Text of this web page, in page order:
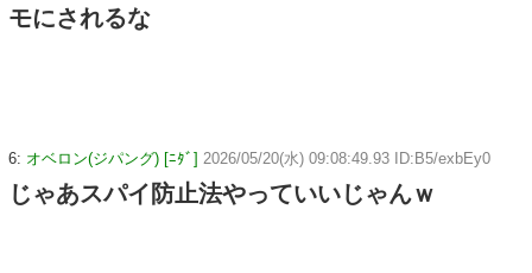
モにされるな
6: オベロン(ジパング) [ﾆﾀﾞ] 2026/05/20(水) 09:08:49.93 ID:B5/exbEy0
じゃあスパイ防止法やっていいじゃんｗ